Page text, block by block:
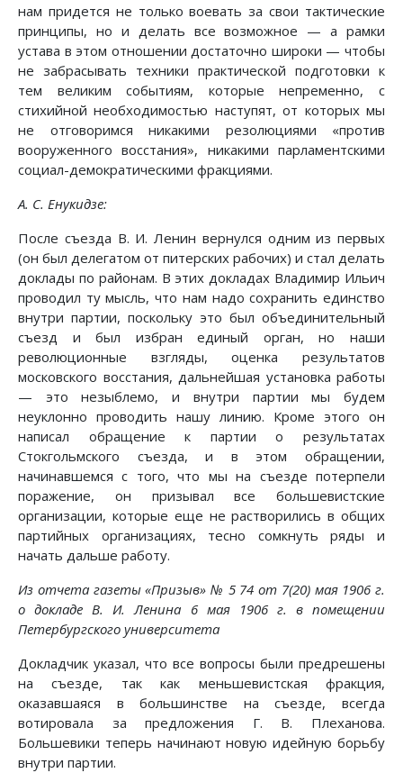
нам придется не только воевать за свои тактические
принципы, но и делать все возможное — а рамки
устава в этом отношении достаточно широки — чтобы
не забрасывать техники практической подготовки к
тем великим событиям, которые непременно, с
стихийной необходимостью наступят, от которых мы
не отговоримся никакими резолюциями «против
вооруженного восстания», никакими парламентскими
социал-демократическими фракциями.
А. С. Енукидзе:
После съезда В. И. Ленин вернулся одним из первых
(он был делегатом от питерских рабочих) и стал делать
доклады по районам. В этих докладах Владимир Ильич
проводил ту мысль, что нам надо сохранить единство
внутри партии, поскольку это был объединительный
съезд и был избран единый орган, но наши
революционные взгляды, оценка результатов
московского восстания, дальнейшая установка работы
— это незыблемо, и внутри партии мы будем
неуклонно проводить нашу линию. Кроме этого он
написал обращение к партии о результатах
Стокгольмского съезда, и в этом обращении,
начинавшемся с того, что мы на съезде потерпели
поражение, он призывал все большевистские
организации, которые еще не растворились в общих
партийных организациях, тесно сомкнуть ряды и
начать дальше работу.
Из отчета газеты «Призыв» № 5 74 от 7(20) мая 1906 г.
о докладе В. И. Ленина 6 мая 1906 г. в помещении
Петербургского университета
Докладчик указал, что все вопросы были предрешены
на съезде, так как меньшевистская фракция,
оказавшаяся в большинстве на съезде, всегда
вотировала за предложения Г. В. Плеханова.
Большевики теперь начинают новую идейную борьбу
внутри партии.